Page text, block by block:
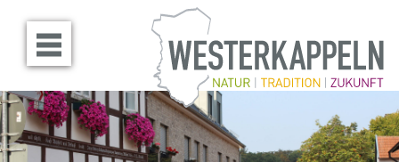
Menü öffnen